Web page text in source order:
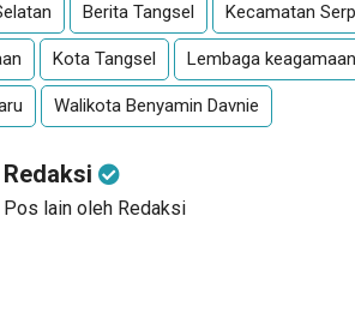
Berita Tangsel Kecamatan
Kota Tangsel Lembaga keagamaan
Walikota Benyamin Davnie
Redaksi
Pos lain oleh Redaksi